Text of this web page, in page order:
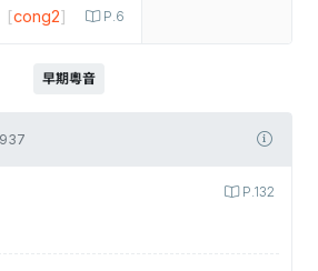
P.6
[cong2]
早期粵音
P.132